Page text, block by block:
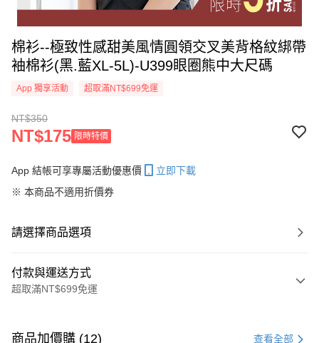
棉衫--極致性感甜美風情圓領交叉美背格紋綁帶
袖棉衫(黑.藍XL-5L)-U399眼圈熊中大尺碼
App 獨享活動 超取滿NT$699免運
NT$350
NT$175 限時特價
App 結帳可享專屬活動優惠價
立即下載
※ 本商品不適用折價券
請選擇商品選項
付款與運送方式
超取滿NT$699免運
信用卡一次付款
商品加價購 (12) 查看全部